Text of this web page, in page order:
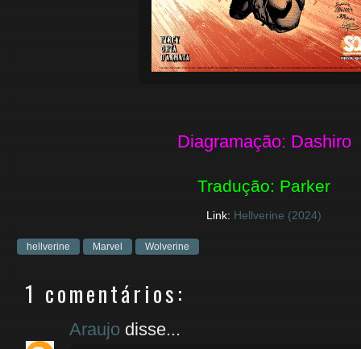
Diagramação: Dashiro
Tradução: Parker
Link: Hellverine (2024)
hellverine Marvel Wolverine
1 comentários:
Araujo disse...